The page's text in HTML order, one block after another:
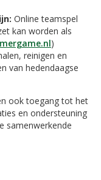
Online teamspel
kan worden als
)
reinigen en
van hedendaagse
ook toegang tot het
en ondersteuning
samenwerkende